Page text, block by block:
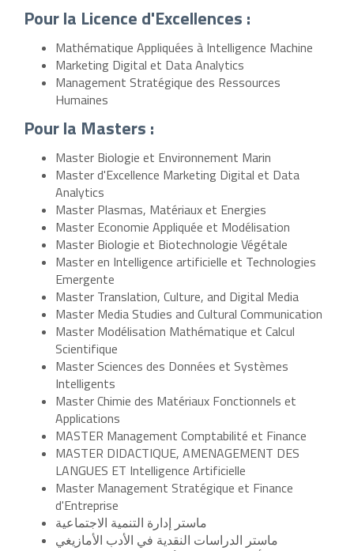
Pour la Licence d'Excellences :
Mathématique Appliquées à Intelligence Machine
Marketing Digital et Data Analytics
Management Stratégique des Ressources
Humaines
Pour la Masters :
Master Biologie et Environnement Marin
Master d'Excellence Marketing Digital et Data
Analytics
Master Plasmas, Matériaux et Energies
Master Economie Appliquée et Modélisation
Master Biologie et Biotechnologie Végétale
Master en Intelligence artificielle et Technologies
Emergente
Master Translation, Culture, and Digital Media
Master Media Studies and Cultural Communication
Master Modélisation Mathématique et Calcul
Scientifique
Master Sciences des Données et Systèmes
Intelligents
Master Chimie des Matériaux Fonctionnels et
Applications
MASTER Management Comptabilité et Finance
MASTER DIDACTIQUE, AMENAGEMENT DES
LANGUES ET Intelligence Artificielle
Master Management Stratégique et Finance
d'Entreprise
ماستر إدارة التنمية الاجتماعية
ماستر الدراسات النقدية في الأدب الأمازيغي